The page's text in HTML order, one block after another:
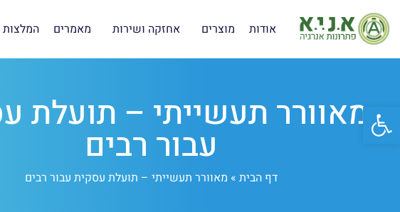
אודות מוצרים אחזקה ושירות מאמרים המלצות
מאוורר תעשייתי – תועלת
עבור רבים
דף הבית » מאוורר תעשייתי – תועלת עסקית עבור רבים
פתח סרגל נגישות